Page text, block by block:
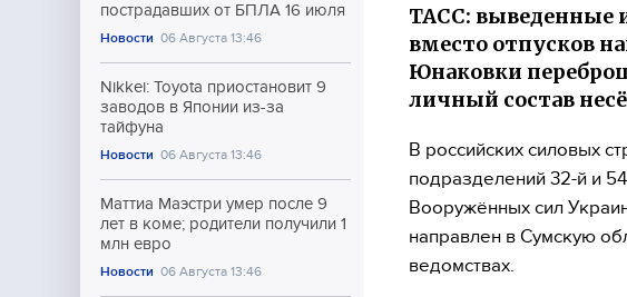
пострадавших от БПЛА 16 июля
Новости 06 Августа 13:46
Nikkei: Toyota приостановит 9
заводов в Японии из-за
тайфуна
Новости 06 Августа 13:46
Маттиа Маэстри умер после 9
лет в коме; родители получили 1
млн евро
Новости 06 Августа 13:46
ТАСС: выведенные
вместо отпусков
Юнаковки
личный состав
В российских силовых
подразделений 32-й и
Вооружённых сил
направлен в Сумскую
ведомствах.